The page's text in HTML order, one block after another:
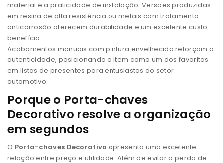
material e a praticidade de instalação. Versões produzidas
em resina de alta resistência ou metais com tratamento
anticorrosão oferecem durabilidade e um excelente custo-
benefício.
Acabamentos manuais com pintura envelhecida reforçam a
autenticidade, posicionando o item como um dos favoritos
em listas de presentes para entusiastas do setor
automotivo.
Porque o Porta-chaves
Decorativo resolve a organização
em segundos
O Porta-chaves Decorativo apresenta uma excelente
relação entre preço e utilidade. Além de evitar a perda de